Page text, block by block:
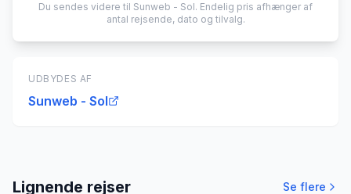
Du sendes videre til Sunweb - Sol. Endelig pris afhænger af
antal rejsende, dato og tilvalg.
UDBYDES AF
Sunweb - Sol
Lignende rejser Se flere